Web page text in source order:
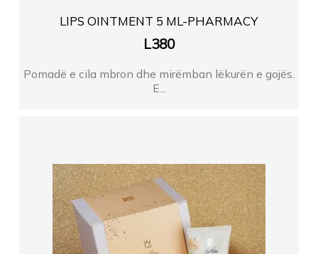
LIPS OINTMENT 5 ML-PHARMACY
L380
Pomadë e cila mbron dhe mirëmban lëkurën e gojës.
E...